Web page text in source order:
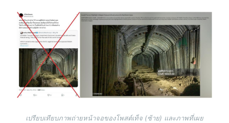
Image
เปรียบเทียบภาพถ่ายหน้าจอของโพสต์เท็จ (ซ้าย) และภาพที่เผย